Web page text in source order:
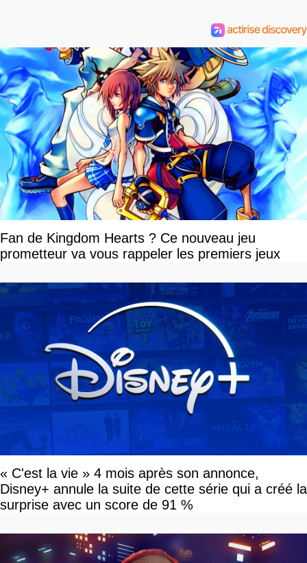
Fan de Kingdom Hearts ? Ce nouveau jeu
prometteur va vous rappeler les premiers jeux
« C'est la vie » 4 mois après son annonce,
Disney+ annule la suite de cette série qui a créé la
surprise avec un score de 91 %